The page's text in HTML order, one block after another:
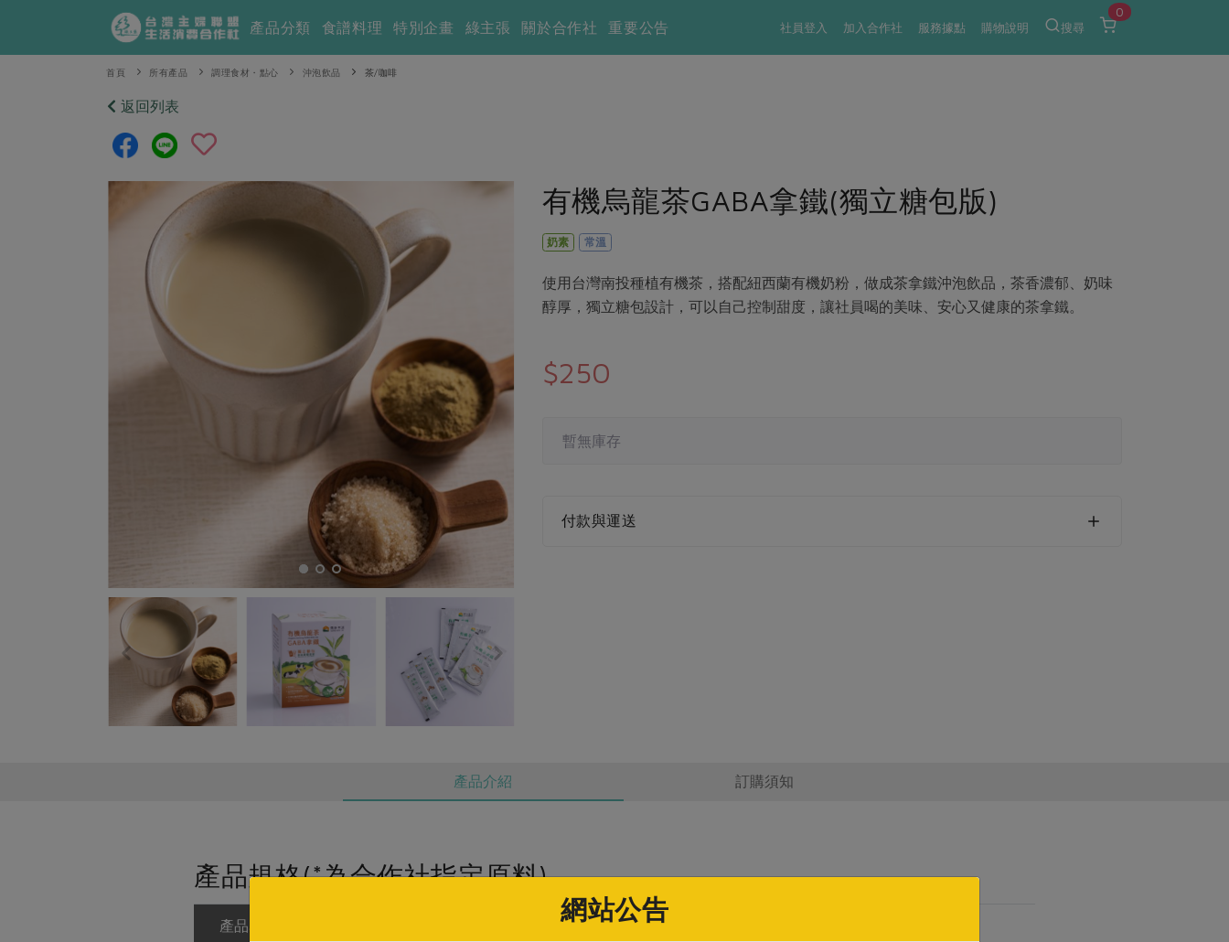
社員登入 加入合作社 服務據點 購物說明 搜尋
0
產品分類 食譜料理 特別企畫 綠主張 關於合作社 重要公告
首頁 所有產品 調理食材・點心 沖泡飲品 茶/咖啡
返回列表
有機烏龍茶GABA拿鐵(獨立糖包版)
奶素 常溫
使用台灣南投種植有機茶，搭配紐西蘭有機奶粉，做成茶拿鐵沖泡飲品，茶香濃郁、奶味
醇厚，獨立糖包設計，可以自己控制甜度，讓社員喝的美味、安心又健康的茶拿鐵。
$250
暫無庫存
付款與運送
產品介紹 訂購須知
產品規格(*為合作社指定原料)
產品名稱
網站公告